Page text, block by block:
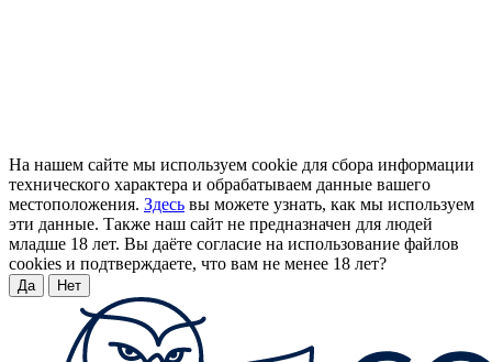
На нашем сайте мы используем cookie для сбора информации
технического характера и обрабатываем данные вашего
местоположения. Здесь вы можете узнать, как мы используем
эти данные. Также наш сайт не предназначен для людей
младше 18 лет. Вы даёте согласие на использование файлов
cookies и подтверждаете, что вам не менее 18 лет?
Да Нет